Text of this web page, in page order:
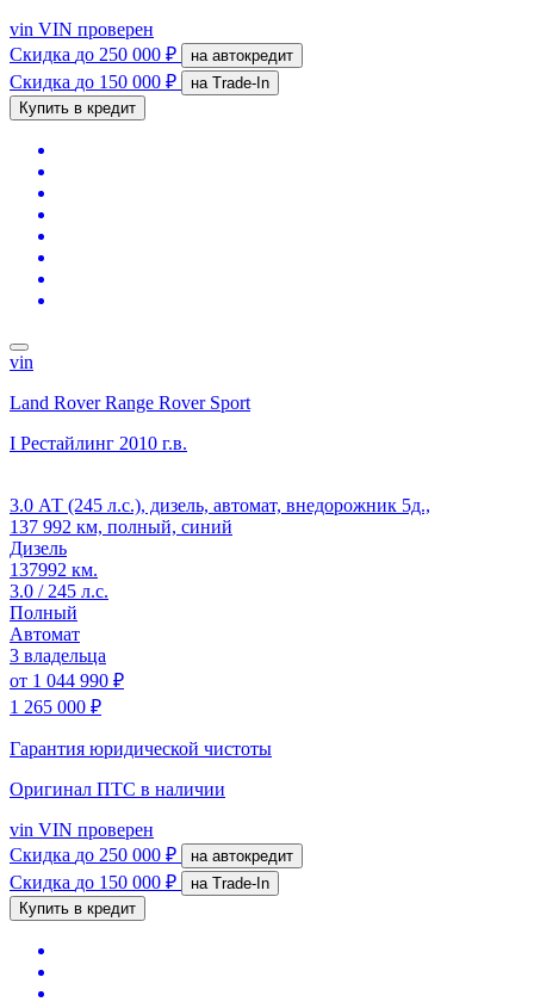
vin VIN проверен
Скидка до 250 000 ₽ на автокредит
Скидка до 150 000 ₽
на Trade-In
Купить в кредит
vin
Land Rover Range Rover Sport
I Рестайлинг 2010 г.в.
3.0 АТ (245 л.с.), дизель, автомат, внедорожник 5д.,
137 992 км, полный, синий
Дизель
137992 км.
3.0 / 245 л.с.
Полный
Автомат
3 владельца
от 1 044 990 ₽
1 265 000 ₽
Гарантия юридической чистоты
Оригинал ПТС в наличии
vin VIN проверен
Скидка до 250 000 ₽ на автокредит
Скидка до 150 000 ₽
на Trade-In
Купить в кредит